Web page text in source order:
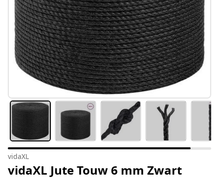
vidaXL
vidaXL Jute Touw 6 mm Zwart